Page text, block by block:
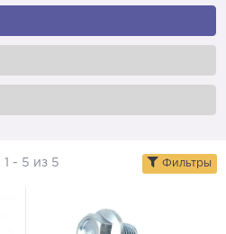
1 - 5 из 5 Фильтры